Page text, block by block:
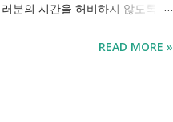
분의 시간을 허비하지 않도록 정
. 장례 후 행정 절차 타임라인 장
READ MORE »